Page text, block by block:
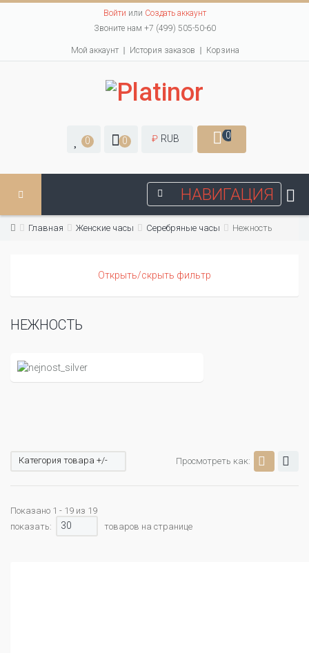
Войти или Создать аккаунт
Звоните нам +7 (499) 505-50-60
Мой аккаунт История заказов Корзина
0 0 ₽ RUB 0
НАВИГАЦИЯ
Главная Женские часы Серебряные часы Нежность
Открыть/скрыть фильтр
НЕЖНОСТЬ
Просмотреть как:
Категория товара +/-
Показано 1 - 19 из 19
показать:
30 товаров на странице